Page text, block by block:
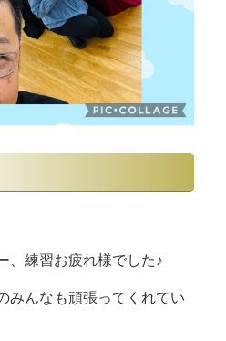
、練習お疲れ様でした♪
みんなも頑張ってくれてい